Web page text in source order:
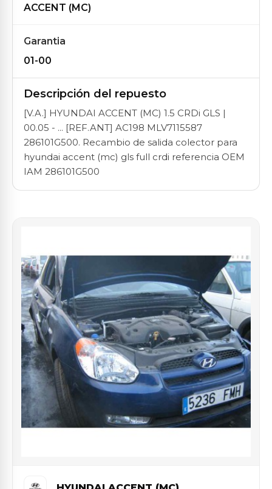
ACCENT (MC)
Garantia
01-00
Descripción del repuesto
[V.A.] HYUNDAI ACCENT (MC) 1.5 CRDi GLS |
00.05 - ... [REF.ANT] AC198 MLV7115587
286101G500. Recambio de salida colector para
hyundai accent (mc) gls full crdi referencia OEM
IAM 286101G500